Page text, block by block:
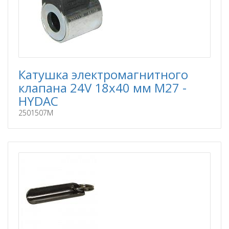
Катушка электромагнитного
клапана 24V 18x40 мм M27 -
HYDAC
2501507M